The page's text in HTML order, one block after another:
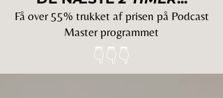
Få over 55% trukket af prisen på Podcast
Master programmet
👇👇👇